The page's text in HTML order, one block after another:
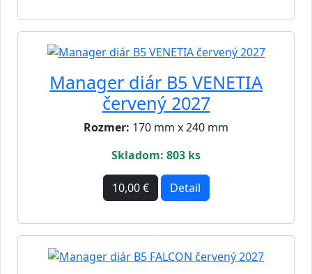
Manager diár B5 VENETIA
červený 2027
Rozmer: 170 mm x 240 mm
Skladom: 803 ks
10,00 € Detail